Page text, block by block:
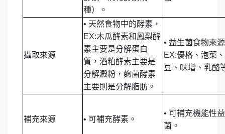
種）。
攝取來源
• 天然食物中的酵素，
EX:木瓜酵素和鳳梨酵
素主要是分解蛋白
質，酒粕酵素主要是
分解澱粉，麴菌酵素
主要則是分解脂肪。
• 益生菌食物來
EX:優格、泡菜
豆、味增、乳酪
補充來源 • 可補充酵素。
• 可補充機能性
菌。